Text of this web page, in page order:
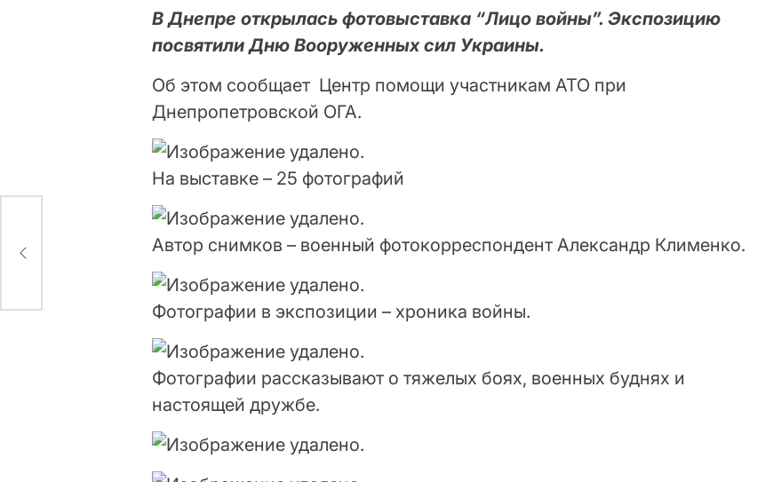
В Днепре открылась фотовыставка “Лицо войны”. Экспозицию
посвятили Дню Вооруженных сил Украины.
Об этом сообщает Центр помощи участникам АТО при
Днепропетровской ОГА.
На выставке – 25 фотографий
Автор снимков – военный фотокорреспондент Александр Клименко.
Фотографии в экспозиции – хроника войны.
Фотографии рассказывают о тяжелых боях, военных буднях и
настоящей дружбе.